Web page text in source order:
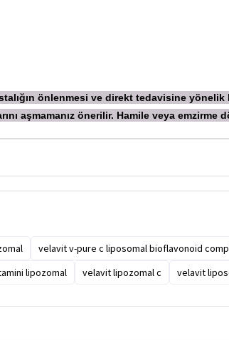
önlenmesi ve direkt tedavisine yönelik
aşmamanız önerilir. Hamile veya emzirme
velavit v-pure c liposomal bioflavonoid
lipozomal velavit lipozomal c velavit